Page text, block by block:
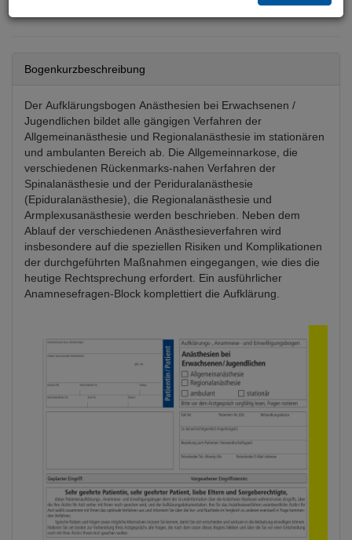
Bogenkurzbeschreibung
Der Aufklärungsbogen Anästhesien bei Erwachsenen /
Jugendlichen bildet alle gängigen Verfahren der
Allgemeinanästhesie und Regionalanästhesie im stationären
und ambulanten Bereich ab. Die Allgemeinnarkose, die
verschiedenen Rückenmarks-nahen Verfahren der
Spinalanästhesie und der Periduralanästhesie
(Epiduralanästhesie), die Regionalanästhesie und
Armplexusanästhesie werden beschrieben. Neben dem
Ablauf der verschiedenen Anästhesieverfahren wird
insbesondere auf die speziellen Risiken und Komplikationen
der durchgeführten Maßnahmen eingegangen, wie dies die
heutige Rechtsprechung erfordert. Ein ausführlicher
Anamnesefragen-Block komplettiert die Aufklärung.